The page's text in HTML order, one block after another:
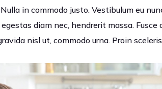
in commodo justo. Vestibulum eu
diam nec, hendrerit massa. Fusce
nisl ut, commodo urna. Proin